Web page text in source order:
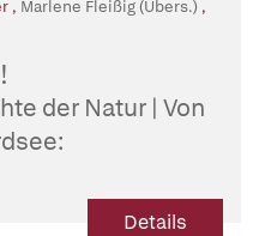
, Marlene Fleißig (Übers.) ,
der Natur | Von
Klima- undDetails